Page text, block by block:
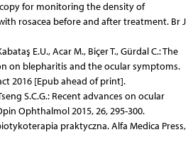
for monitoring the density of
rosacea before and after treatment. Br J
E.U., Acar M., Biçer T., Gürdal C.: The
on blepharitis and the ocular symptoms.
2016 [Epub ahead of print].
S.C.G.: Recent advances on ocular
Ophthalmol 2015, 26, 295-300.
praktyczna. Alfa Medica Press,